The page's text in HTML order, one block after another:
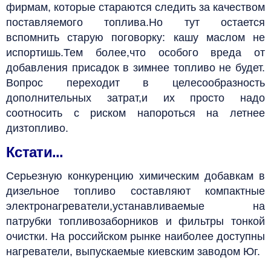
фирмам, которые стараются следить за качеством
поставляемого топлива.Но тут остается
вспомнить старую поговорку: кашу маслом не
испортишь.Тем более,что особого вреда от
добавления присадок в зимнее топливо не будет.
Вопрос переходит в целесообразность
дополнительных затрат,и их просто надо
соотносить с риском напороться на летнее
дизтопливо.
Кстати...
Серьезную конкуренцию химическим добавкам в
дизельное топливо составляют компактные
электронагреватели,устанавливаемые на
патрубки топливозаборников и фильтры тонкой
очистки. На российском рынке наиболее доступны
нагреватели, выпускаемые киевским заводом Юг.